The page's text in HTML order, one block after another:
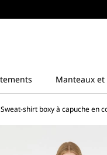
Sweat-shirt boxy à capuche en